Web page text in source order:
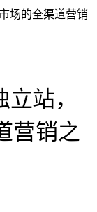
场的全渠道营销
站，
营销之